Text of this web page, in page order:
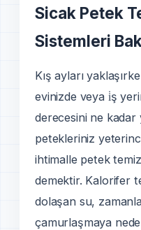
Sicak Petek
Sistemleri
Kış ayları
evinizde veya i̇ş
derecesini ne
petekleriniz
ihtimalle petek
demektir. Kalorifer
dolaşan su,
çamurlaşmaya